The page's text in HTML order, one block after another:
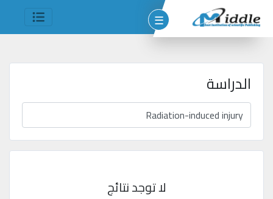
☰
الدراسة
لا توجد نتائج